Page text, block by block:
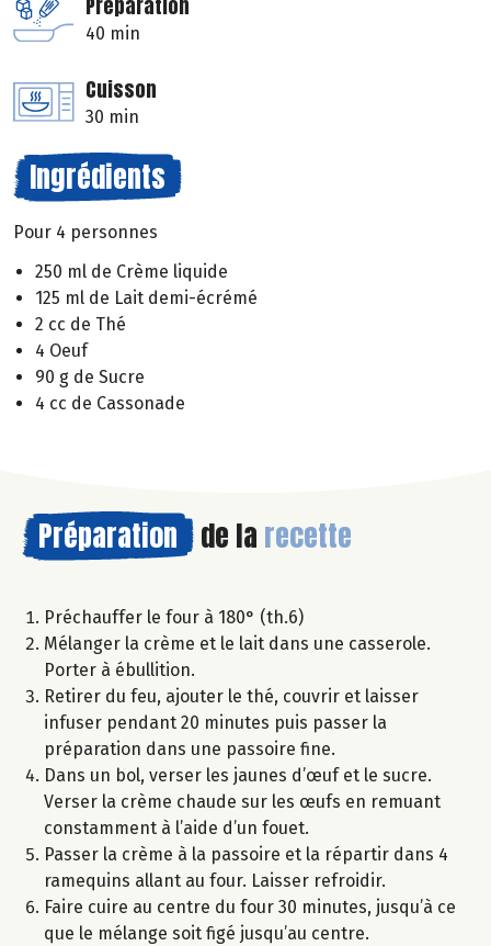
40 min
Cuisson
30 min
Ingrédients
Pour 4 personnes
250 ml de Crème liquide
125 ml de Lait demi-écrémé
2 cc de Thé
4 Oeuf
90 g de Sucre
4 cc de Cassonade
Préparation de la recette
Préchauffer le four à 180° (th.6)
Mélanger la crème et le lait dans une casserole.
Porter à ébullition.
Retirer du feu, ajouter le thé, couvrir et laisser
infuser pendant 20 minutes puis passer la
préparation dans une passoire fine.
Dans un bol, verser les jaunes d’œuf et le sucre.
Verser la crème chaude sur les œufs en remuant
constamment à l’aide d’un fouet.
Passer la crème à la passoire et la répartir dans 4
ramequins allant au four. Laisser refroidir.
Faire cuire au centre du four 30 minutes, jusqu’à ce
que le mélange soit figé jusqu’au centre.